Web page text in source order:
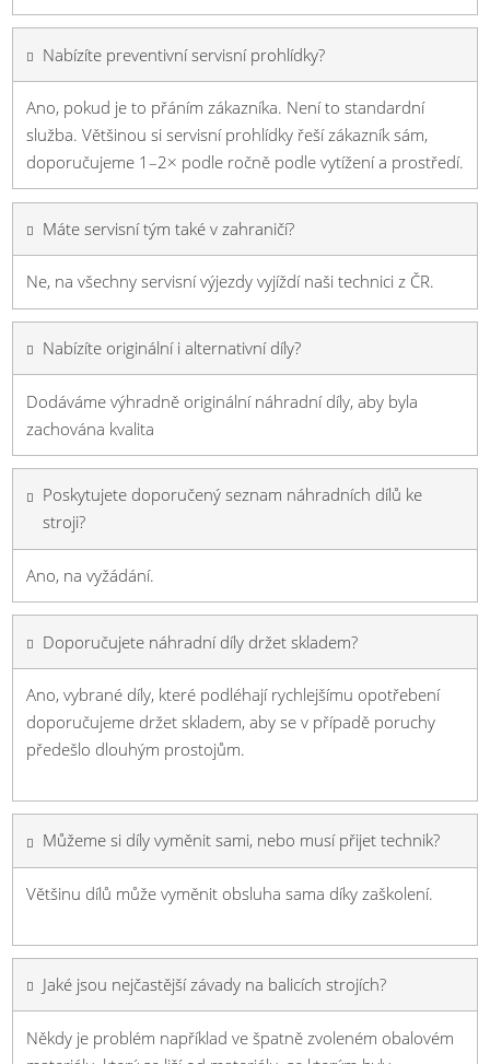
Nabízíte preventivní servisní prohlídky?
Ano, pokud je to přáním zákazníka. Není to standardní
služba. Většinou si servisní prohlídky řeší zákazník sám,
doporučujeme 1–2× podle ročně podle vytížení a prostředí.
Máte servisní tým také v zahraničí?
Ne, na všechny servisní výjezdy vyjíždí naši technici z ČR.
Nabízíte originální i alternativní díly?
Dodáváme výhradně originální náhradní díly, aby byla
zachována kvalita
Poskytujete doporučený seznam náhradních dílů ke
stroji?
Ano, na vyžádání.
Doporučujete náhradní díly držet skladem?
Ano, vybrané díly, které podléhají rychlejšímu opotřebení
doporučujeme držet skladem, aby se v případě poruchy
předešlo dlouhým prostojům.
Můžeme si díly vyměnit sami, nebo musí přijet technik?
Většinu dílů může vyměnit obsluha sama díky zaškolení.
Jaké jsou nejčastější závady na balicích strojích?
Někdy je problém například ve špatně zvoleném obalovém